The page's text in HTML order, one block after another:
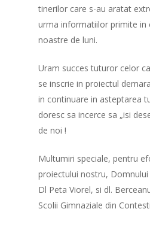
tinerilor care s-au aratat
urma informatiilor primite in
noastre de luni.
Uram succes tuturor celor
se inscrie in proiectul
in continuare in asteptarea
doresc sa incerce sa „isi
de noi !
Multumiri speciale, pentru
proiectului nostru,
Dl Peta Viorel, si dl.
Scolii Gimnaziale din